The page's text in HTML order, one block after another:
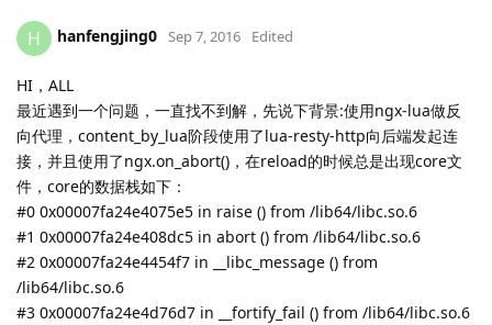
H hanfengjing0 Sep 7, 2016 Edited
HI，ALL
最近遇到一个问题，一直找不到解，先说下背景:使用ngx-lua做反
向代理，content_by_lua阶段使用了lua-resty-http向后端发起连
接，并且使用了ngx.on_abort()，在reload的时候总是出现core文
件，core的数据栈如下：
#0 0x00007fa24e4075e5 in raise () from /lib64/libc.so.6
#1 0x00007fa24e408dc5 in abort () from /lib64/libc.so.6
#2 0x00007fa24e4454f7 in __libc_message () from
/lib64/libc.so.6
#3 0x00007fa24e4d76d7 in __fortify_fail () from /lib64/libc.so.6